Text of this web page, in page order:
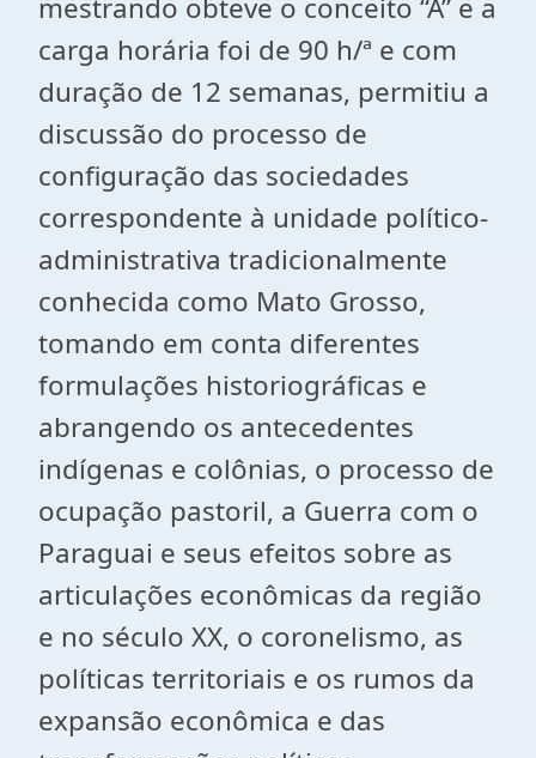
mestrando obteve o conceito “A” e a
carga horária foi de 90 h/ª e com
duração de 12 semanas, permitiu a
discussão do processo de
configuração das sociedades
correspondente à unidade político-
administrativa tradicionalmente
conhecida como Mato Grosso,
tomando em conta diferentes
formulações historiográficas e
abrangendo os antecedentes
indígenas e colônias, o processo de
ocupação pastoril, a Guerra com o
Paraguai e seus efeitos sobre as
articulações econômicas da região
e no século XX, o coronelismo, as
políticas territoriais e os rumos da
expansão econômica e das